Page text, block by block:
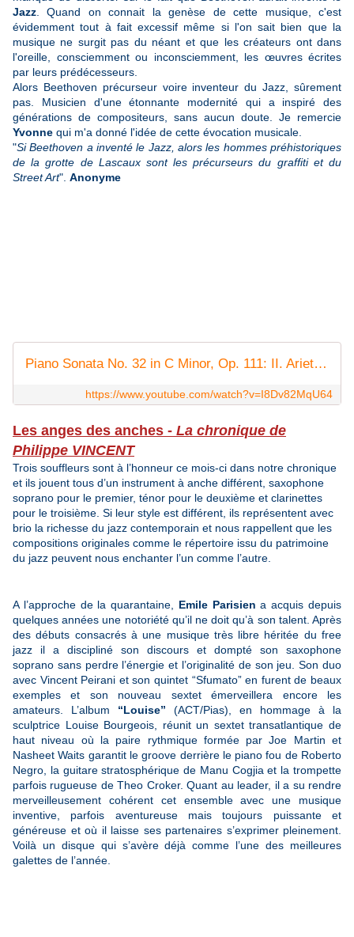
Jazz . Quand on connait la genèse de cette musique, c'est
évidemment tout à fait excessif même si l'on sait bien que la
musique ne surgit pas du néant et que les créateurs ont dans
l'oreille, consciemment ou inconsciemment, les œuvres écrites
par leurs prédécesseurs.
Alors Beethoven précurseur voire inventeur du Jazz, sûrement
pas. Musicien d'une étonnante modernité qui a inspiré des
générations de compositeurs, sans aucun doute. Je remercie
Yvonne qui m'a donné l'idée de cette évocation musicale.
"Si Beethoven a inventé le Jazz, alors les hommes préhistoriques
de la grotte de Lascaux sont les précurseurs du graffiti et du
Street Art". Anonyme
Piano Sonata No. 32 in C Minor, Op. 111: II. Arietta (Adagio molto semplice e cantabile)
https://www.youtube.com/watch?v=I8Dv82MqU64
Les anges des anches - La chronique de
Philippe VINCENT
Trois souffleurs sont à l’honneur ce mois-ci dans notre chronique
et ils jouent tous d’un instrument à anche différent, saxophone
soprano pour le premier, ténor pour le deuxième et clarinettes
pour le troisième. Si leur style est différent, ils représentent avec
brio la richesse du jazz contemporain et nous rappellent que les
compositions originales comme le répertoire issu du patrimoine
du jazz peuvent nous enchanter l’un comme l’autre.
A l’approche de la quarantaine, Emile Parisien a acquis depuis
quelques années une notoriété qu’il ne doit qu’à son talent. Après
des débuts consacrés à une musique très libre héritée du free
jazz il a discipliné son discours et dompté son saxophone
soprano sans perdre l’énergie et l’originalité de son jeu. Son duo
avec Vincent Peirani et son quintet “Sfumato” en furent de beaux
exemples et son nouveau sextet émerveillera encore les
amateurs. L’album “Louise” (ACT/Pias), en hommage à la
sculptrice Louise Bourgeois, réunit un sextet transatlantique de
haut niveau où la paire rythmique formée par Joe Martin et
Nasheet Waits garantit le groove derrière le piano fou de Roberto
Negro, la guitare stratosphérique de Manu Cogjia et la trompette
parfois rugueuse de Theo Croker. Quant au leader, il a su rendre
merveilleusement cohérent cet ensemble avec une musique
inventive, parfois aventureuse mais toujours puissante et
généreuse et où il laisse ses partenaires s’exprimer pleinement.
Voilà un disque qui s’avère déjà comme l’une des meilleures
galettes de l’année.